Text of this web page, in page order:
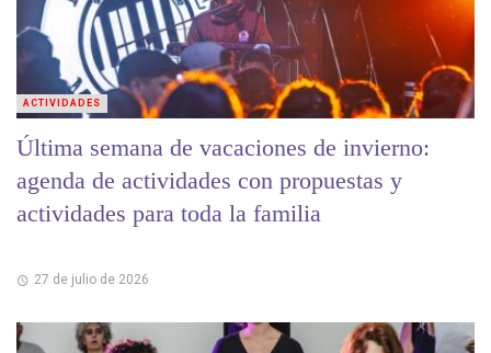
Última semana de vacaciones de invierno:
agenda de actividades con propuestas y
actividades para toda la familia
27 de julio de 2026
ACTIVIDADES